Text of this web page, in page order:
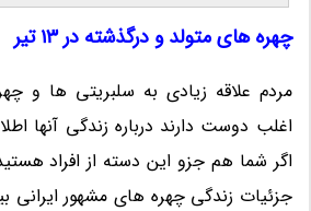
چهره های متولد و درگذشته در 13 تیر
مردم علاقه زیادی به سلبریتی ها و
اغلب دوست دارند درباره زندگی آنها
اگر شما هم جزو این دسته از افراد
جزئیات زندگی چهره های مشهور ایرانی